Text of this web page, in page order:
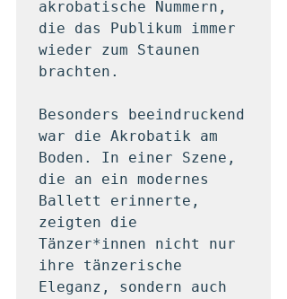
akrobatische Nummern,
die das Publikum immer
wieder zum Staunen
brachten.
Besonders beeindruckend
war die Akrobatik am
Boden. In einer Szene,
die an ein modernes
Ballett erinnerte,
zeigten die
Tänzer*innen nicht nur
ihre tänzerische
Eleganz, sondern auch